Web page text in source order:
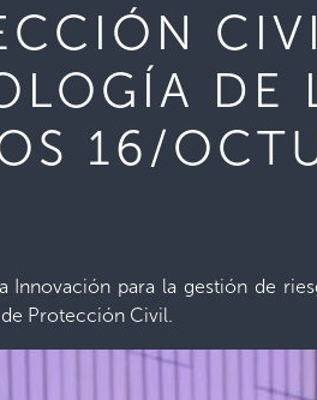
DE
16/
Innovación para la gestión de
Protección Civil.